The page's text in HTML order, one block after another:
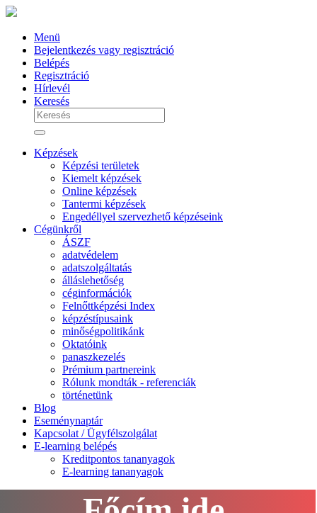
Menü
Bejelentkezés vagy regisztráció
Belépés
Regisztráció
Hírlevél
Keresés
Képzések
Képzési területek
Kiemelt képzések
Online képzések
Tantermi képzések
Engedéllyel szervezhető képzéseink
Cégünkről
ÁSZF
adatvédelem
adatszolgáltatás
álláslehetőség
céginformációk
Felnőttképzési Index
képzéstípusaink
minőségpolitikánk
Oktatóink
panaszkezelés
Prémium partnereink
Rólunk mondták - referenciák
történetünk
Blog
Eseménynaptár
Kapcsolat / Ügyfélszolgálat
E-learning belépés
Kreditpontos tananyagok
E-learning tananyagok